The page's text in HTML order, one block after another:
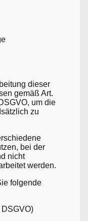
dieser
gemäß Art.
um die
zu
bei der
nicht
werden.
folgende